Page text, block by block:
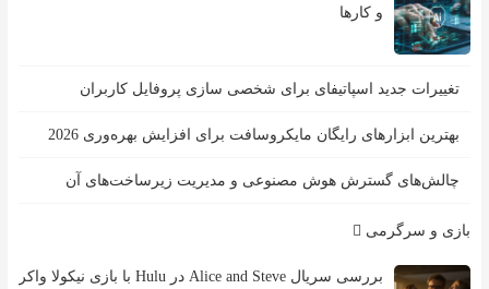
و کارها
تغییرات جدید اسپاتیفای برای شخصی سازی پروفایل کاربران
بهترین ابزارهای رایگان مایکروسافت برای افزایش بهره‌وری 2026
چالش‌های گسترش هوش مصنوعی و مدیریت زیرساخت‌های آن
بازی و سرگرمی
بررسی سریال Alice and Steve در Hulu با بازی نیکولا واکر